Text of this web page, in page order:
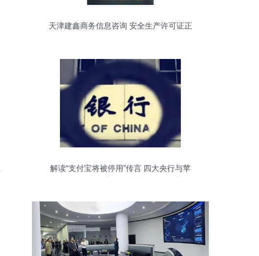
天津建鑫商务信息咨询 安全生产许可证正
解读“支付宝将被停用”传言 四大央行与苹